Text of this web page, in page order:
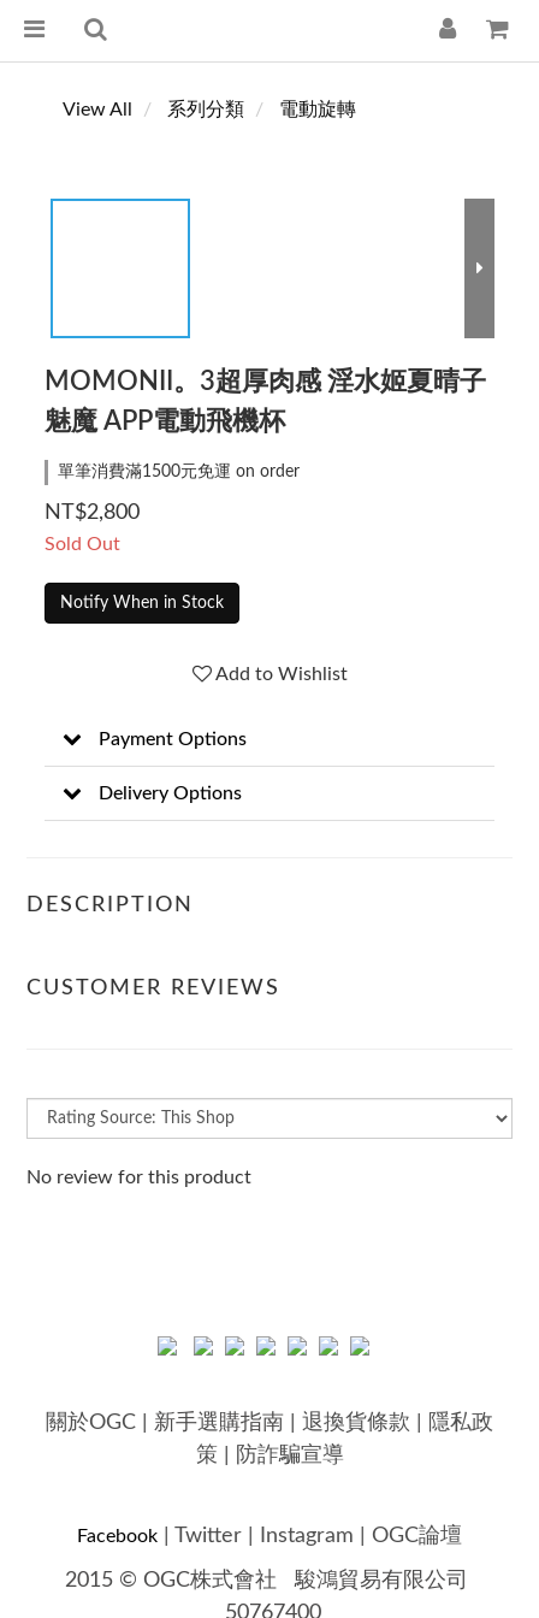
View All 系列分類 電動旋轉
MOMONII。3超厚肉感 淫水姬夏晴子
魅魔 APP電動飛機杯
單筆消費滿1500元免運 on order
NT$2,800
Sold Out
Notify When in Stock
Add to Wishlist
Payment Options
Delivery Options
DESCRIPTION
CUSTOMER REVIEWS
No review for this product
關於OGC 新手選購指南 退換貨條款
隱私政
策
防詐騙宣導
Facebook Twitter Instagram OGC論壇
2015 © OGC株式會社駿鴻貿易有限公司
50767400